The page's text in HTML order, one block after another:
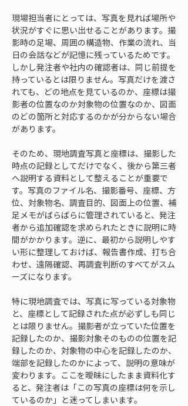
現場担当者にとっては、写真を見れば場所や
状況がすぐに思い出せることがあります。撮
影時の足場、周囲の構造物、作業の流れ、当
日の会話などが記憶に残っているためです。
しかし発注者や社内の確認者は、同じ前提を
持っているとは限りません。写真だけを渡さ
れても、どの地点を見ているのか、座標は撮
影者の位置なのか対象物の位置なのか、図面
のどの箇所と対応するのかが分からない場合
があります。
そのため、現地調査写真と座標は、撮影した
時点の記録としてだけでなく、後から第三者
へ説明する資料として整えることが重要で
す。写真のファイル名、撮影番号、座標、方
位、対象物名、調査目的、図面上の位置、補
足メモがばらばらに管理されていると、発注
者から追加確認を求められたときに説明に時
間がかかります。逆に、最初から説明しやす
い形に整理しておけば、報告書作成、打ち合
わせ、遠隔確認、再調査判断のすべてがスム
ーズになります。
特に現地調査では、写真に写っている対象物
と、座標として記録された点が必ずしも同じ
とは限りません。撮影者が立っていた位置を
記録したのか、撮影対象そのものの位置を記
録したのか、対象物の中心を記録したのか、
端部を記録したのかによって、説明の意味が
変わります。ここを曖昧にしたまま資料化す
ると、発注者は「この写真の座標は何を示し
ているのか」と迷ってしまいます。